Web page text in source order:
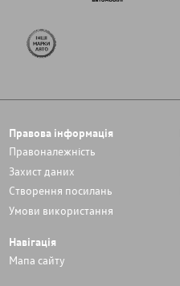
Правова інформація
Правоналежність
Захист даних
Cтворення посилань
Умови використання
Навігація
Мапа сайту